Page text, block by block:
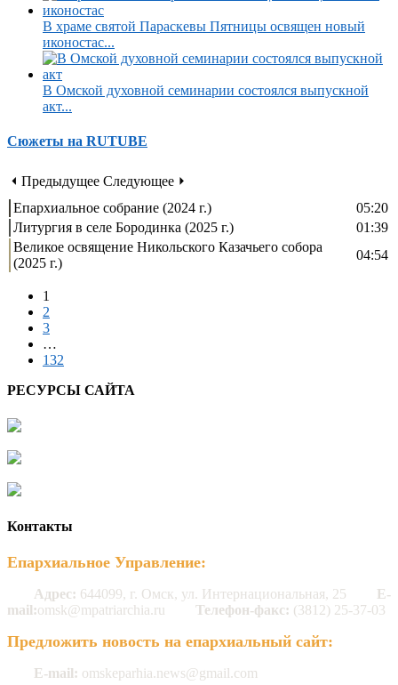
В храме святой Параскевы Пятницы освящен новый
иконостас...
В Омской духовной семинарии состоялся выпускной
акт...
Сюжеты на RUTUBE
⏴ Предыдущее Следующее ⏵
Епархиальное собрание (2024 г.)
05:20
Литургия в селе Бородинка (2025 г.)
01:39
Великое освящение Никольского Казачьего собора
(2025 г.)
04:54
1
2
3
…
132
РЕСУРСЫ САЙТА
Контакты
Епархиальное Управление:
Адрес: 644099, г. Омск, ул. Интернациональная, 25
E-
mail:omsk@mpatriarchia.ru Телефон-факс: (3812) 25-37-03
Предложить новость на епархиальный сайт:
E-mail: omskeparhia.news@gmail.com